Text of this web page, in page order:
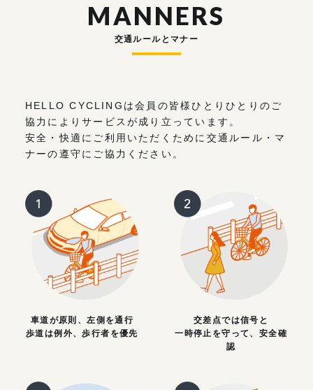
MANNERS
交通ルールとマナー
HELLO CYCLINGは会員の皆様ひとりひとりのご
協力によりサービスが成り立っています。
安全・快適にご利用いただくために交通ルール・マ
ナーの遵守にご協力ください。
車道が原則、左側を通行
歩道は例外、歩行者を優先
交差点では信号と
一時停止を守って、安全確
認